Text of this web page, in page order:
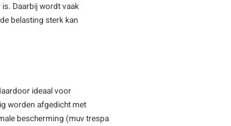
Daarbij wordt vaak
belasting sterk kan
ideaal voor
worden afgedicht met
bescherming (muv trespa